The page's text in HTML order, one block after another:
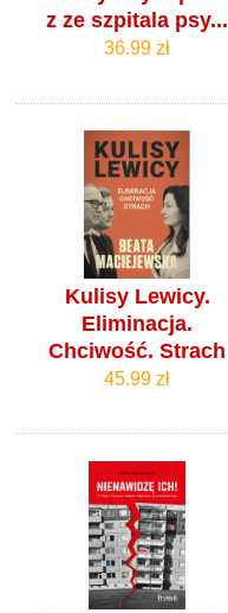
z ze szpitala psy...
36.99 zł
Kulisy Lewicy.
Eliminacja.
Chciwość. Strach
45.99 zł